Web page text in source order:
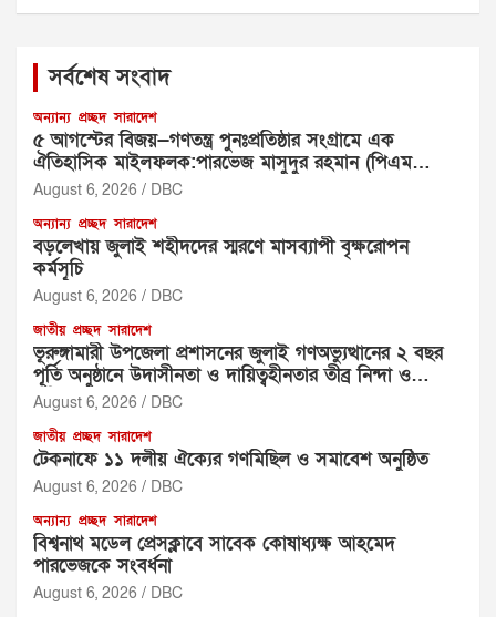
সর্বশেষ সংবাদ
অন্যান্য প্রচ্ছদ সারাদেশ
৫ আগস্টের বিজয়—গণতন্ত্র পুনঃপ্রতিষ্ঠার সংগ্রামে এক
ঐতিহাসিক মাইলফলক:পারভেজ মাসুদুর রহমান (পিএম
রহমান)
August 6, 2026 DBC
অন্যান্য প্রচ্ছদ সারাদেশ
বড়লেখায় জুলাই শহীদদের স্মরণে মাসব্যাপী বৃক্ষরোপন
কর্মসূচি
August 6, 2026 DBC
জাতীয় প্রচ্ছদ সারাদেশ
ভূরুঙ্গামারী উপজেলা প্রশাসনের জুলাই গণঅভ্যুত্থানের ২ বছর
পূর্তি অনুষ্ঠানে উদাসীনতা ও দায়িত্বহীনতার তীব্র নিন্দা ও
প্রতিবাদ
August 6, 2026 DBC
জাতীয় প্রচ্ছদ সারাদেশ
টেকনাফে ১১ দলীয় ঐক্যের গণমিছিল ও সমাবেশ অনুষ্ঠিত
August 6, 2026 DBC
অন্যান্য প্রচ্ছদ সারাদেশ
বিশ্বনাথ মডেল প্রেসক্লাবে সাবেক কোষাধ্যক্ষ আহমেদ
পারভেজকে সংবর্ধনা
August 6, 2026 DBC